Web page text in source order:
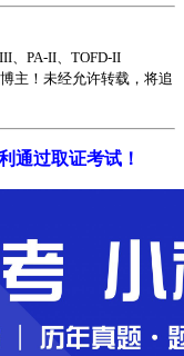
、PA-II、TOFD-II
主！未经允许转载，将追
通过取证考试！